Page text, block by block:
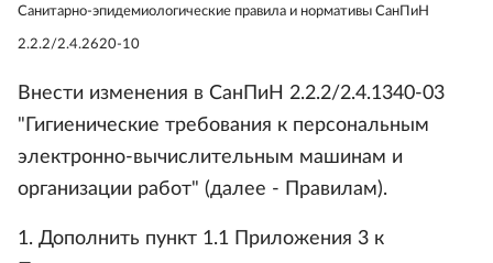
Санитарно-эпидемиологические правила и нормативы СанПиН
2.2.2/2.4.2620-10
Внести изменения в СанПиН 2.2.2/2.4.1340-03
"Гигиенические требования к персональным
электронно-вычислительным машинам и
организации работ" (далее - Правилам).
1. Дополнить пункт 1.1 Приложения 3 к